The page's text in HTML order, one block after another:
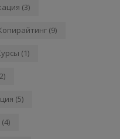
(3)
(9)
(1)
(5)
(4)